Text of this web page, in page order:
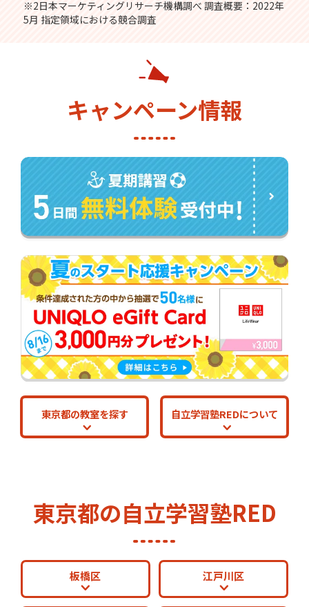
※2日本マーケティングリサーチ機構調べ 調査概要：2022年
5月 指定領域における競合調査
キャンペーン情報
東京都の教室を探す 自立学習塾REDについて
東京都の自立学習塾RED
板橋区 江戸川区